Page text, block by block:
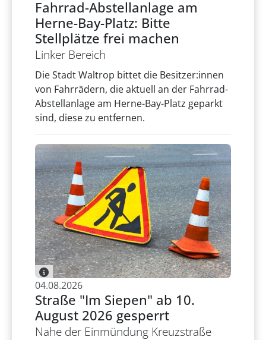
Fahrrad-Abstellanlage am
Herne-Bay-Platz: Bitte
Stellplätze frei machen
Linker Bereich
Die Stadt Waltrop bittet die Besitzer:innen
von Fahrrädern, die aktuell an der Fahrrad-
Abstellanlage am Herne-Bay-Platz geparkt
sind, diese zu entfernen.
04.08.2026
Straße "Im Siepen" ab 10.
August 2026 gesperrt
Nahe der Einmündung Kreuzstraße